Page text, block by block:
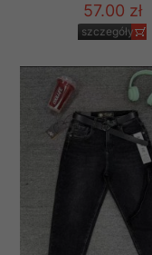
57.00 zł
szczegóły